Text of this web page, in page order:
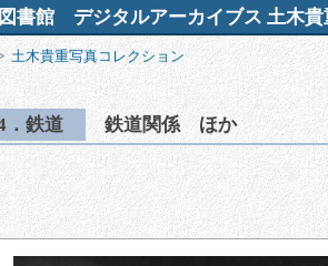
書館 デジタルアーカイブス 土木貴
土木貴重写真コレクション
．鉄道 鉄道関係 ほか